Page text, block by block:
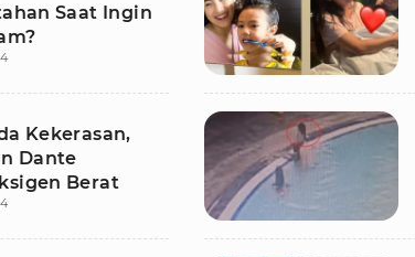
Saat Ingin
Kekerasan,
Dante
Berat